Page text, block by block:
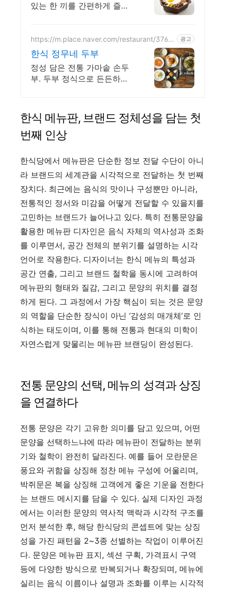
있는 한 끼를 간편하게 즐겨
영양 가득한 식사를 완성하
세요.
https://m.place.naver.com/restaurant/3769
광고
한식 정무네 두부
정성 담은 전통 가마솥 손두
부. 두부 정식으로 든든하고
를 한 상 가득 정무네 정식으
로 즐기세요
한식 메뉴판, 브랜드 정체성을 담는 첫
번째 인상
한식당에서 메뉴판은 단순한 정보 전달 수단이 아니
라 브랜드의 세계관을 시각적으로 전달하는 첫 번째
장치다. 최근에는 음식의 맛이나 구성뿐만 아니라,
전통적인 정서와 미감을 어떻게 전달할 수 있을지를
고민하는 브랜드가 늘어나고 있다. 특히 전통문양을
활용한 메뉴판 디자인은 음식 자체의 역사성과 조화
를 이루면서, 공간 전체의 분위기를 설명하는 시각
언어로 작용한다. 디자이너는 한식 메뉴의 특성과
공간 연출, 그리고 브랜드 철학을 동시에 고려하여
메뉴판의 형태와 질감, 그리고 문양의 위치를 결정
하게 된다. 그 과정에서 가장 핵심이 되는 것은 문양
의 역할을 단순한 장식이 아닌 ‘감성의 매개체’로 인
식하는 태도이며, 이를 통해 전통과 현대의 미학이
자연스럽게 맞물리는 메뉴판 브랜딩이 완성된다.
전통 문양의 선택, 메뉴의 성격과 상징
을 연결하다
전통 문양은 각기 고유한 의미를 담고 있으며, 어떤
문양을 선택하느냐에 따라 메뉴판이 전달하는 분위
기와 철학이 완전히 달라진다. 예를 들어 모란문은
풍요와 귀함을 상징해 정찬 메뉴 구성에 어울리며,
박쥐문은 복을 상징해 고객에게 좋은 기운을 전한다
는 브랜드 메시지를 담을 수 있다. 실제 디자인 과정
에서는 이러한 문양의 역사적 맥락과 시각적 구조를
먼저 분석한 후, 해당 한식당의 콘셉트에 맞는 상징
성을 가진 패턴을 2~3종 선별하는 작업이 이루어진
다. 문양은 메뉴판 표지, 섹션 구획, 가격표시 구역
등에 다양한 방식으로 반복되거나 확장되며, 메뉴에
실리는 음식 이름이나 설명과 조화를 이루는 시각적